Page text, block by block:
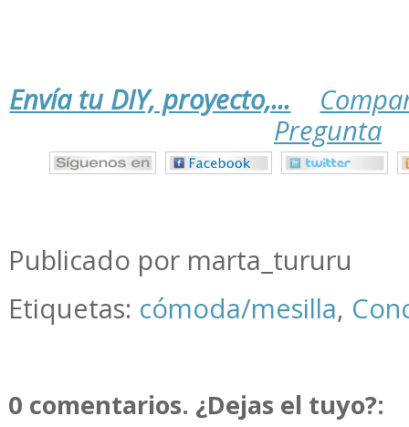
Envía tu DIY, proyecto,...
Pregunta
Publicado por marta_tururu
Etiquetas: cómoda/mesilla,
0 comentarios. ¿Dejas el tuyo?: